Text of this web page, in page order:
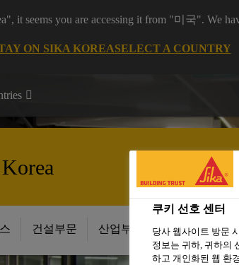
it seems you are accessing it from "미국". We
ON SIKA KOREASELECT A COUNTRY
건설부문 산업부문 주거용 건축
쿠키 선호 센터
당사 웹사이트 방문
정보는 귀하, 귀하의
하고 개인화된 웹 환